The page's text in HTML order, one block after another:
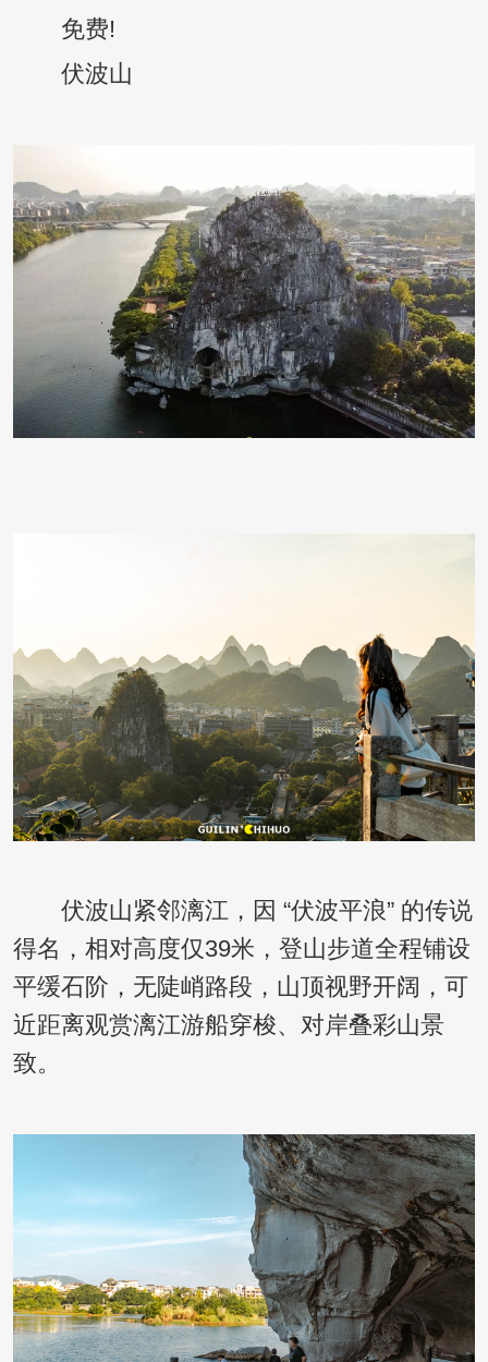
免费!
伏波山
伏波山紧邻漓江，因 “伏波平浪” 的传说
得名，相对高度仅39米，登山步道全程铺设
平缓石阶，无陡峭路段，山顶视野开阔，可
近距离观赏漓江游船穿梭、对岸叠彩山景
致。